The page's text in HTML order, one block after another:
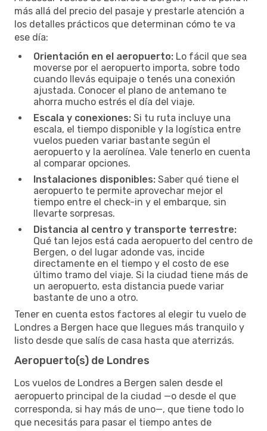
más allá del precio del pasaje y prestarle atención a
los detalles prácticos que determinan cómo te va
ese día:
Orientación en el aeropuerto: Lo fácil que sea
moverse por el aeropuerto importa, sobre todo
cuando llevás equipaje o tenés una conexión
ajustada. Conocer el plano de antemano te
ahorra mucho estrés el día del viaje.
Escala y conexiones: Si tu ruta incluye una
escala, el tiempo disponible y la logística entre
vuelos pueden variar bastante según el
aeropuerto y la aerolínea. Vale tenerlo en cuenta
al comparar opciones.
Instalaciones disponibles: Saber qué tiene el
aeropuerto te permite aprovechar mejor el
tiempo entre el check-in y el embarque, sin
llevarte sorpresas.
Distancia al centro y transporte terrestre:
Qué tan lejos está cada aeropuerto del centro de
Bergen, o del lugar adonde vas, incide
directamente en el tiempo y el costo de ese
último tramo del viaje. Si la ciudad tiene más de
un aeropuerto, esta distancia puede variar
bastante de uno a otro.
Tener en cuenta estos factores al elegir tu vuelo de
Londres a Bergen hace que llegues más tranquilo y
listo desde que salís de casa hasta que aterrizás.
Aeropuerto(s) de Londres
Los vuelos de Londres a Bergen salen desde el
aeropuerto principal de la ciudad —o desde el que
corresponda, si hay más de uno—, que tiene todo lo
que necesitás para pasar el tiempo antes de